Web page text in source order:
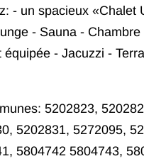
- un spacieux «Chalet
- Sauna -
- Jacuzzi -
5202823,
5202831, 5272095,
5804742 5804743,